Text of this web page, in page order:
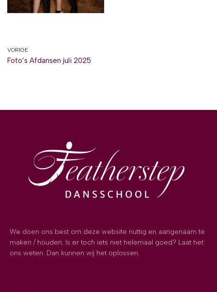
VORIGE
Foto’s Afdansen juli 2025
We doen ons best om deze website nuttig en aangenaam te
maken / houden. Is er toch iets niet helemaal goed? Laat het
ons weten. Dan kunnen wij het oplossen.